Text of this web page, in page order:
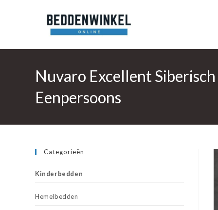
Nuvaro Excellent
Eenpersoons
Categorieën
Kinderbedden
Hemelbedden